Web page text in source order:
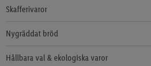
crelando
ERNESTO
pepperts!
satsumas?
MSC
Skafferivaror
Spannmål och gryn
Nygräddat bröd
Hållbara val & ekologiska varor